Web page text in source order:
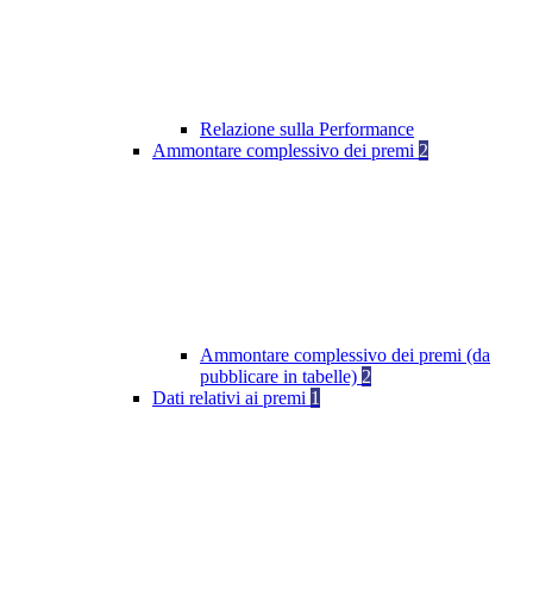
Relazione sulla Performance
Ammontare complessivo dei premi 2
Ammontare complessivo dei premi (da
pubblicare in tabelle) 2
Dati relativi ai premi 1